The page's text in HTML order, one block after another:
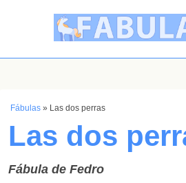
Fábulas » Las dos perras
Las dos
Fábula de Fedro